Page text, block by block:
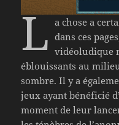
L a chose a
dans ces
vidéoludique
éblouissants au
sombre. Il y a
jeux ayant bénéficié
moment de leur